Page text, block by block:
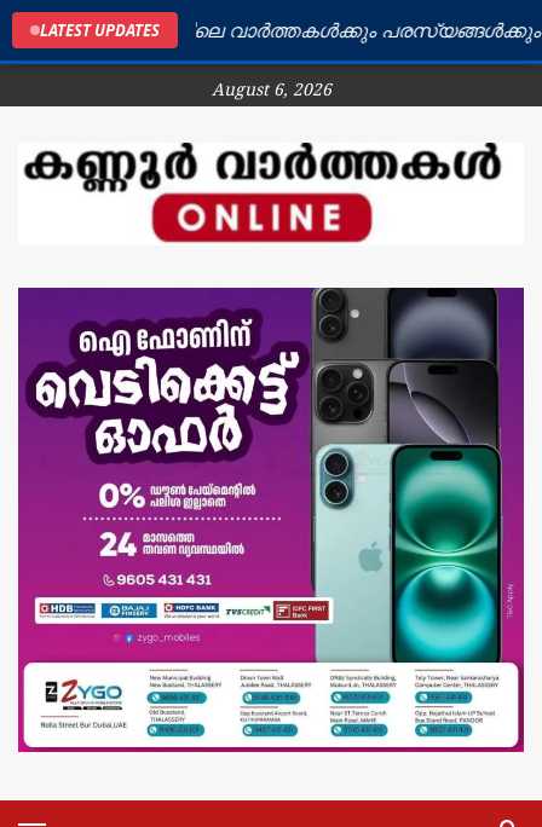
LATEST UPDATES
കണ്ണൂർ ജില്ലയിലെ വാർത്തകൾക്കും പരസ്യങ്ങൾക്കും
August 6, 2026